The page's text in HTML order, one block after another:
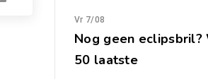
Vr 7/08
Nog geen eclipsbril?
50 laatste